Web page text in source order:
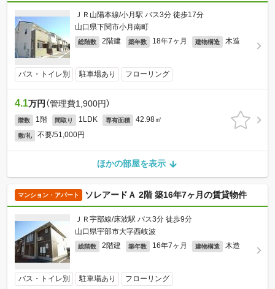
ＪＲ山陽本線/小月駅 バス3分 徒歩17分
山口県下関市小月南町
総階数 2階建 築年数 18年7ヶ月 建物構造 木造
バス・トイレ別 駐車場あり フローリング
4.1万円 （管理費1,900円）
階数 1階 間取り 1LDK 専有面積 42.98㎡
敷/礼 不要/51,000円
ほかの部屋を表示
マンション・アパート ソレアードＡ 2階 築16年7ヶ月の賃貸物件
ＪＲ宇部線/床波駅 バス3分 徒歩9分
山口県宇部市大字西岐波
総階数 2階建 築年数 16年7ヶ月 建物構造 木造
バス・トイレ別 駐車場あり フローリング